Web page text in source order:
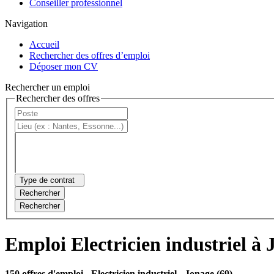
Conseiller professionnel
Navigation
Accueil
Rechercher des offres d’emploi
Déposer mon CV
Rechercher un emploi
Rechercher des offres
Type de contrat
Rechercher
Rechercher
Emploi Electricien industriel à